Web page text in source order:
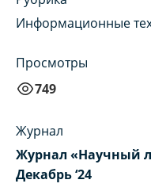
Информационные
Просмотры
749
Журнал
Журнал «Научный
Декабрь ‘24